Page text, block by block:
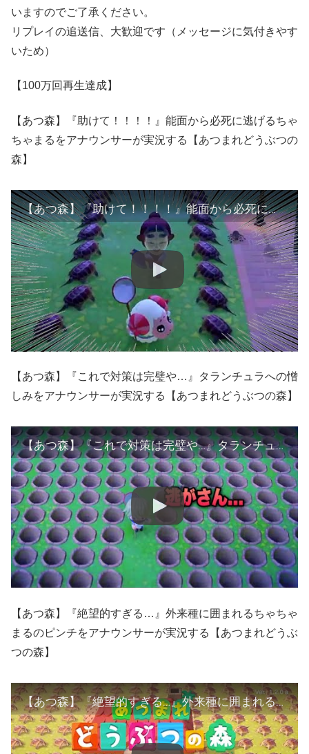
いますのでご了承ください。
リプレイの追送信、大歓迎です（メッセージに気付きやす
いため）
【100万回再生達成】
【あつ森】『助けて！！！！』能面から必死に逃げるちゃ
ちゃまるをアナウンサーが実況する【あつまれどうぶつの
森】
【あつ森】『助けて！！！！』能面から必死に逃げるちゃちゃまるをアナウンサーが実況する【あつまれどうぶつの森】
【あつ森】『これで対策は完璧や…』タランチュラへの憎
しみをアナウンサーが実況する【あつまれどうぶつの森】
【あつ森】『これで対策は完璧や…』タランチュラへの憎しみをアナウンサーが実況する【あつまれどうぶつの森】
【あつ森】『絶望的すぎる…』外来種に囲まれるちゃちゃ
まるのピンチをアナウンサーが実況する【あつまれどうぶ
つの森】
【あつ森】『絶望的すぎる…』外来種に囲まれるちゃちゃまるのピンチをアナウンサーが実況する【あつまれどうぶつの森】